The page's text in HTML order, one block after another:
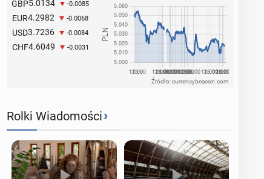
GBP5.0134 -0.0085
EUR4.2982 -0.0068
USD3.7236 -0.0084
CHF4.6049 -0.0031
Źródło: currencybeacon.com
Rolki Wiadomości›